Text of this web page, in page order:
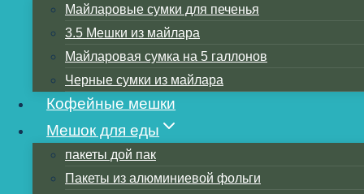
Майларовые сумки для печенья
3.5 Мешки из майлара
Майларовая сумка на 5 галлонов
Черные сумки из майлара
Кофейные мешки
Мешок для еды
пакеты дой пак
Пакеты из алюминиевой фольги